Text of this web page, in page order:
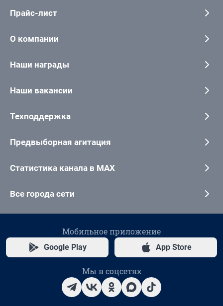
Прайс-лист
О компании
Наши награды
Наши вакансии
Техподдержка
Предвыборная агитация
Статистика канала в MAX
Все города сети
Мобильное приложение
Google Play App Store
Мы в соцсетях